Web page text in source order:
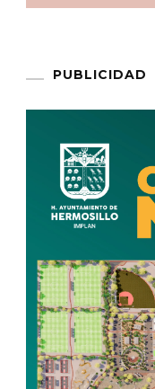
PUBLICIDAD